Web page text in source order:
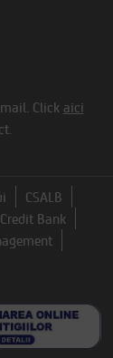
Click aici
CSALB
Bank